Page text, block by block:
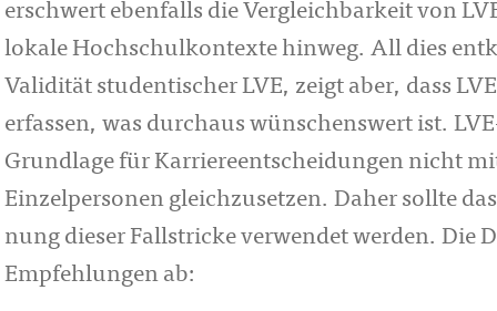
erschwert ebenfalls die Ver­gleichbarkeit von
lokale Hochschulkontexte hinweg. All dies
Validität studentischer LVE, zeigt aber, dass
erfassen, was durch­aus wünschenswert ist.
Grundlage für Karriereentscheidungen nicht
Einzelpersonen gleichzusetzen. Daher sollte
nung dieser Fall­stricke verwendet werden. Die
Empfehlungen ab: